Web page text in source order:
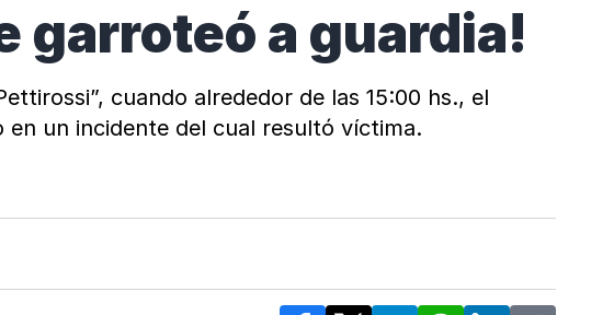
garroteó a guardia!
cuando alrededor de las 15:00 hs., el
un incidente del cual resultó víctima.